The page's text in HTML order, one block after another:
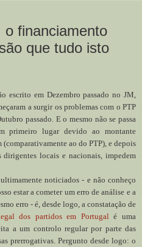
o financiamento
que tudo isto
em Dezembro passado no JM,
a surgir os problemas com o PTP
passado. E o mesmo não se passa
primeiro lugar devido ao montante
ao do PTP), e depois
dirigentes locais e nacionais, impedem
noticiados - e não conheço
estar a cometer um erro de análise e a
erro - é, desde logo, a constatação de
dos partidos em Portugal é uma
a um controlo regular por parte das
prerrogativas. Pergunto desde logo: o